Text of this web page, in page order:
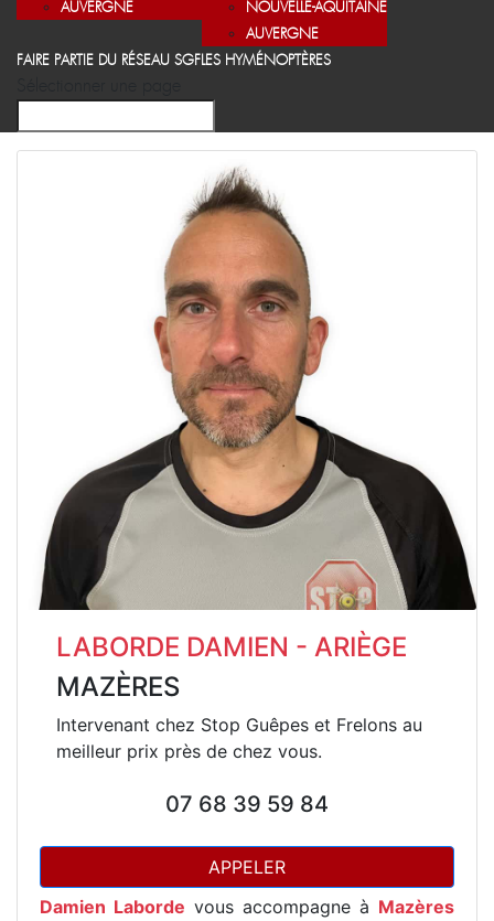
AUVERGNE
NOUVELLE-AQUITAINE
AUVERGNE
FAIRE PARTIE DU RÉSEAU SGFLES HYMÉNOPTÈRES
LABORDE DAMIEN - ARIÈGE
MAZÈRES
Intervenant chez Stop Guêpes et Frelons au
meilleur prix près de chez vous.
07 68 39 59 84
APPELER
Damien Laborde vous accompagne à Mazères